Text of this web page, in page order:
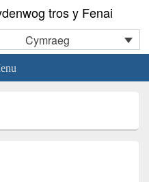
tros y Fenai
Cymraeg